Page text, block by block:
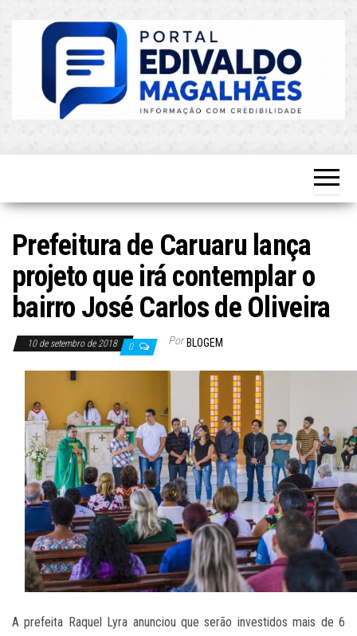
Atualizado!
Prefeitura de Caruaru lança
projeto que irá contemplar o
bairro José Carlos de Oliveira
10 de setembro de 2018 0 Por BLOGEM
A prefeita Raquel Lyra anunciou que serão investidos mais de 6